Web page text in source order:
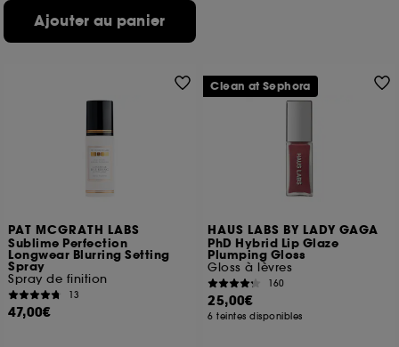
Ajouter au panier
PAT MCGRATH LABS
Sublime Perfection
Longwear Blurring Setting
Spray
Spray de finition
13
47,00€
HAUS LABS BY LADY GAGA
PhD Hybrid Lip Glaze
Plumping Gloss
Gloss à lèvres
160
25,00€
6 teintes disponibles
Clean at Sephora